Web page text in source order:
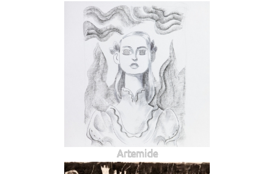
Artemide